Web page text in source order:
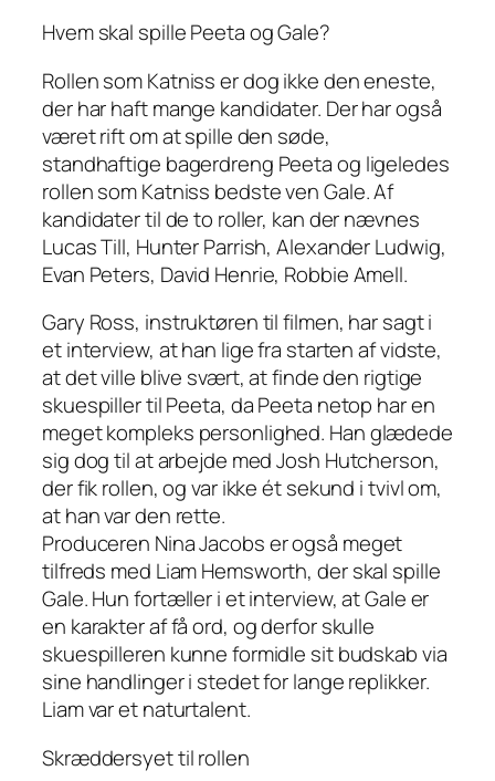
Hvem skal spille Peeta og Gale?
Rollen som Katniss er dog ikke den eneste,
der har haft mange kandidater. Der har også
været rift om at spille den søde,
standhaftige bagerdreng Peeta og ligeledes
rollen som Katniss bedste ven Gale. Af
kandidater til de to roller, kan der nævnes
Lucas Till, Hunter Parrish, Alexander Ludwig,
Evan Peters, David Henrie, Robbie Amell.
Gary Ross, instruktøren til filmen, har sagt i
et interview, at han lige fra starten af vidste,
at det ville blive svært, at finde den rigtige
skuespiller til Peeta, da Peeta netop har en
meget kompleks personlighed. Han glædede
sig dog til at arbejde med Josh Hutcherson,
der fik rollen, og var ikke ét sekund i tvivl om,
at han var den rette.
Produceren Nina Jacobs er også meget
tilfreds med Liam Hemsworth, der skal spille
Gale. Hun fortæller i et interview, at Gale er
en karakter af få ord, og derfor skulle
skuespilleren kunne formidle sit budskab via
sine handlinger i stedet for lange replikker.
Liam var et naturtalent.
Skræddersyet til rollen